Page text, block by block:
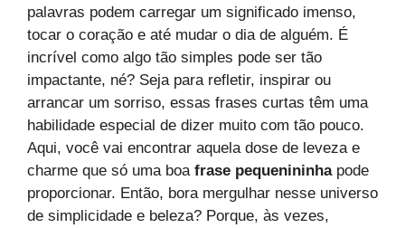
palavras podem carregar um significado imenso,
tocar o coração e até mudar o dia de alguém. É
incrível como algo tão simples pode ser tão
impactante, né? Seja para refletir, inspirar ou
arrancar um sorriso, essas frases curtas têm uma
habilidade especial de dizer muito com tão pouco.
Aqui, você vai encontrar aquela dose de leveza e
charme que só uma boa frase pequenininhapode
proporcionar. Então, bora mergulhar nesse universo
de simplicidade e beleza? Porque, às vezes,